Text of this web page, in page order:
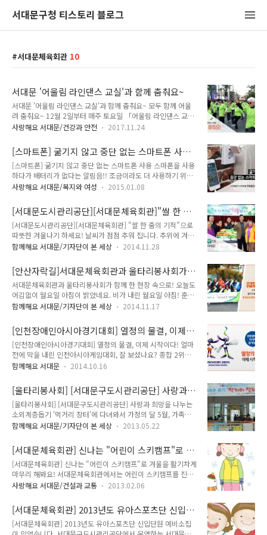
서대문구청 티스토리 블로그
서대문체육회관 10
서대문 '어울림 라인댄스 교실'과 함께 춤춰요~
서대문 '어울림 라인댄스 교실'과 함께 춤춰요~ 모두 함께 어울
려 춤춰요~ 12월 2일부터 매주 토요일 「어울림 라인댄스 교
실」이 운영됩니다~ 연령, 성별에 상관없이 서대문구에 거주하
스란? 여러 사람과 함께 앞줄과 옆줄의 줄을 만들어 춤을 추는
운동으로 친구과 가족, 이웃과 함께 남녀노소 누구나 쉽게 배울
수 있어 최근 우리나라에서 큰 인기를 끌고 있다. ▲ 지난 10월
28일 신촌에서 열린 '어울림 라인댄스 한마당 축제' 서대문구 어
울림 라인댄스 교실은 지난 5월부터 공원, 초등학교 등에서 운영
이 참여하고 있답니다!^^ 이정도면 서대문을 대표하는 야외 생
활체육교실로 손색이 없..
사랑해요 서대문/건강과 안전 2017.11.24
[스마트폰] 굶기지 않고 중단 없는 스마트폰 사
용!
[스마트폰] 굶기지 않고 중단 없는 스마트폰 사용 스마폰을 사용
하다가 배터리가 없다는 알림음!! 조금이라도 더 사용하기 위해
절전모드 돌입!! 안절부절못하고 초초해지고.. 그만큼 우리가 스
에서 빠질 수 없는 것이 스마트폰 아닐까요? 스마트폰 충전기가
없을때 많이 당황하셨죠?? 이제 걱정하지 마세요! 항상 구민을
생각하는 서대문구가 있잖아요~ 스마트폰 등 모바일 사용자를
위해, 무료로 모바일 충전서비스를 시행하고 있다는 소식을 알려
드릴게요!! 서비스 장소 모습 기존의 방식과는 다른점! 혹시 찾
해 줌으로써, 이용자는 대여한 충전기로 충전 중에도 이동하면서
스마트폰을 이용할 수 있어 더욱 편..
사랑해요 서대문/복지와 여성 2015.01.08
[서대문도시관리공단][서대문체육회관]"쌀 한 줌
의 기적"으로 따뜻한 겨울나기 하세요!
[서대문도시관리공단][서대문체육회관] "쌀 한 줌의 기적"으로
따뜻한 겨울나기 하세요! 날씨가 점점 추워 집니다. 추위에 겨울
나기가 걱정인 소외된 우리 이웃들에게 사랑과 관심이 필요한 때
겨울나기를 도왔다는 반가운 소식이 있습니다. 서대문도시관리
공단에서 운영하는 서대문체육회관에서는 "나눔은 더 커지는 행
복입니다" 라는 슬로건 아래 "쌀 한 줌의 기적" 행사를 진행했습
니다. 우리 이웃들의 따뜻한 겨울나기를 위해 모아진 따뜻한 마
음들이 전해진 현장 이 소개할께요^^ '쌀 한 줌의 기적' 은 지난
민을 대상으로 펼친 쌀 모으기 행사로 주민들이 어려운 이웃을
위한 마음으로 기증한 쌀이 총..
함께해요 서대문/기자단이 본 세상 2014.11.28
[안산자락길]서대문체육회관과 울타리봉사회가
함께 한 <환경보호캠페인> 현장 속으로!
서대문체육회관과 울타리봉사회가 함께 한 현장 속으로! 오늘도
어김없이 월요일 아침이 밝았네요. 비가 내린 월요일 아침! 훈훈
한 내용으로 시작해 볼까요??^^ 서대문체육회관과 울타리봉사
한 을 진행했습니다. 11월 11일(화) 오전 9시 30분~12시30분
까지 진행된 이번 행사는 올바른 환경보호 문화를 정착하기 위함
이랍니다. 쌀쌀한 날씨에도 많은 분들이 함께 참여했는데요, 지
기가 소개할께요^^ 서대문체육회관 최재훈팀장은 이번 행사에
대한 간략한 소개를 해 주셨습니다. " 이번 캠페인은 서대문체육
사랑하는 안산자락길의 환경보호를 위한 작은 발걸음입니다. 매
년 안산자락길에 많은 분들이 찾아오시는데..
함께해요 서대문/기자단이 본 세상 2014.11.17
[인천장애인아시아경기대회] 열정의 물결, 이제
시작이다!
[인천장애인아시아경기대회] 열정의 물결, 이제 시작이다! 얼마
전에 막을 내린 인천아시아게임대회, 잘 보셨나요? 종합 2위의
성과를 낸 자랑스러운 우리나라 국가대표팀 수고하셨습니다. 인
개막을 준비하고 있답니다^^ 인천장애인아시아경기대회는 오
는 18일부터 24일까지 인천광역시 일원에서 펼쳐집니다. (출처
인천장애인아시아경기대회 공식홈페이지) 장애인아시아경기대
회는 엘리트 선수로 거듭날 정도로 재활에 성공한 이들이 아시아
최고라는 새로운 목표에 도전하는 무대입니다. 출전자들의 도전
게 희망을 불러일으킬 것으로 기대됩니다. 이번대회의 구호는
‘열정의 물결, 이제 시작이다!'입니다. (출처 인천장애인아..
함께해요 서대문 2014.10.16
[울타리봉사회] [서대문구도시관리공단] 사랑과
희망을 나누는 소외계층돕기 '먹거리 장터'에 다
녀와서
[울타리봉사회] [서대문구도시관리공단] 사랑과 희망을 나누는
소외계층돕기 '먹거리 장터'에 다녀와서 가정의 달 5월, 가족과
이웃을 위해 뜻깊은 행사가 많이 열리고 있습니다. 서대문구 울
(수)까지 서대문 문화체육회관 황금 엘리베이터 앞에서 불우이
웃 돕기 '먹거리 장터'를 열었습니다. 이번 먹거리 장터는 서대문
구도시관리공단에서 후원하는 행사로 고소한 부침개와 잔치 국
수, 김밥과 묵무침등 회원들이 직접 만든 맛있는 먹거리와 참깨
와 참기름, 들기름 등 양념도 판매되는 이번 먹거리 장터에
대문문화체육회관에서 맺어진 인연들이 모여서 만든 단체인데
요, '건강한 육체에 건강한 정신이 깃..
함께해요 서대문/기자단이 본 세상 2013.05.22
[서대문체육회관] 신나는 "어린이 스키캠프"로 겨
울을 활기차게 마무리 해봐요!
[서대문체육회관] 신나는 "어린이 스키캠프"로 겨울을 활기차게
마무리 해봐요! 서대문체육회관에서는 어린이 스키캠프를 진행
합니다. 스키캠프 장소는 강원도 정선에 소재한 하이원리조트로
고 체계적인 강습을 받을 수 있습니다. 또 이번 스키캠프에서는
캠프 측 안전요원의 관리를 통해 아이들이 취침 전까지 보다 안
전하고 규칙적인 생활을 즐길 수 있도록 할 예정입니다. - 일시 :
사랑해요 서대문/건설과 교통 2013.02.06
[서대문체육회관] 2013년도 유아스포츠단 신입단
원 예비소집이 있었습니다.
[서대문체육회관] 2013년도 유아스포츠단 신입단원 예비소집